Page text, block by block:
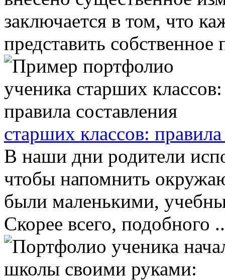
заключается в том, что
представить
старших классов:
В наши дни родители
чтобы напомнить
были маленькими,
Скорее всего, подобного